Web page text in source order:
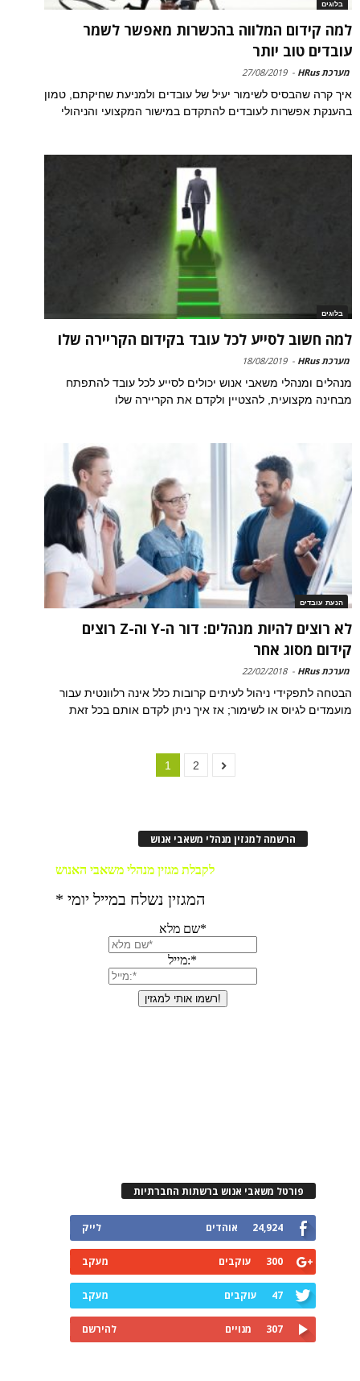
בלוגים
למה קידום המלווה בהכשרות מאפשר לשמר
עובדים טוב יותר
מערכת HRus -
27/08/2019
איך קרה שהבסיס לשימור יעיל של עובדים ולמניעת שחיקתם, טמון
בהענקת אפשרות לעובדים להתקדם במישור המקצועי והניהולי
בלוגים
למה חשוב לסייע לכל עובד בקידום הקריירה שלו
מערכת HRus -
18/08/2019
מנהלים ומנהלי משאבי אנוש יכולים לסייע לכל עובד להתפתח
מבחינה מקצועית, להצטיין ולקדם את הקריירה שלו
הנעת עובדים
לא רוצים להיות מנהלים: דור ה-Y וה-Z רוצים
קידום מסוג אחר
מערכת HRus -
22/02/2018
הבטחה לתפקידי ניהול לעיתים קרובות כלל אינה רלוונטית עבור
מועמדים לגיוס או לשימור; אז איך ניתן לקדם אותם בכל זאת
1 2
הרשמה למגזין מנהלי משאבי אנוש
פורטל משאבי אנוש ברשתות החברתיות
24,924 אוהדים לייק
300 עוקבים מעקב
47 עוקבים מעקב
307 מנויים להירשם